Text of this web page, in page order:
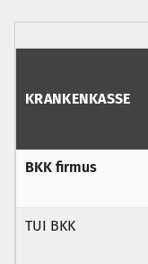
KRANKENKASSE
BKK firmus
TUI BKK